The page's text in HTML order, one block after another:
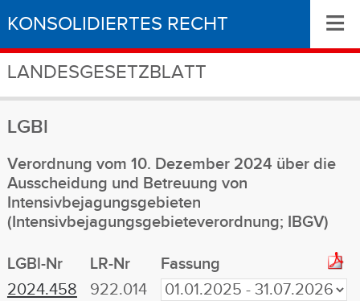
KONSOLIDIERTES RECHT
LANDESGESETZBLATT
≡
LGBl
Verordnung vom 10. Dezember 2024 über die
Ausscheidung und Betreuung von
Intensivbejagungsgebieten
(Intensivbejagungsgebieteverordnung; IBGV)
LGBl-Nr LR-Nr
Fassung
2024.458
922.014